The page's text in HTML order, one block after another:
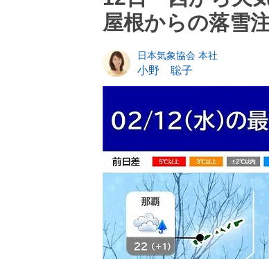
屋根からの落雪
日本気象協会 本社
小野 聡子